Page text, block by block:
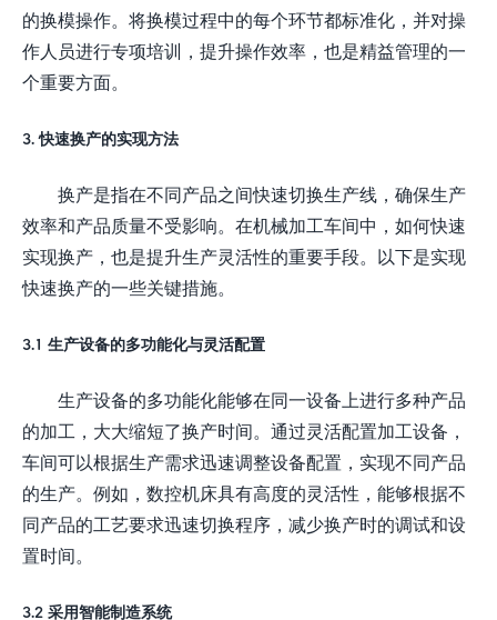
的换模操作。将换模过程中的每个环节都标准化，并对操
作人员进行专项培训，提升操作效率，也是精益管理的一
个重要方面。
3. 快速换产的实现方法
换产是指在不同产品之间快速切换生产线，确保生产
效率和产品质量不受影响。在机械加工车间中，如何快速
实现换产，也是提升生产灵活性的重要手段。以下是实现
快速换产的一些关键措施。
3.1 生产设备的多功能化与灵活配置
生产设备的多功能化能够在同一设备上进行多种产品
的加工，大大缩短了换产时间。通过灵活配置加工设备，
车间可以根据生产需求迅速调整设备配置，实现不同产品
的生产。例如，数控机床具有高度的灵活性，能够根据不
同产品的工艺要求迅速切换程序，减少换产时的调试和设
置时间。
3.2 采用智能制造系统